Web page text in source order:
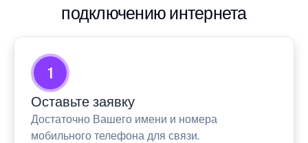
подключению интернета
1
Оставьте заявку
Достаточно Вашего имени и номера
мобильного телефона для связи.